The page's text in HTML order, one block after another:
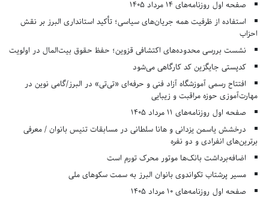
صفحه اول روزنامه‌های 14 مرداد 1405
استفاده از ظرفیت همه جریان‌های سیاسی؛ تأکید استانداری البرز بر نقش
احزاب
نشست بررسی محدوده‌های اکتشافی قزوین؛ حفظ حقوق بیت‌المال در اولویت
کدپستی جایگزین کد کارگاهی می‌شود
افتتاح رسمی آموزشگاه آزاد فنی و حرفه‌ای «تی‌تی» در البرز/گامی نوین در
مهارت‌آموزی حوزه مراقبت و زیبایی
صفحه اول روزنامه‌های 11 مرداد 1405
درخشش یاسمن یزدانی و هانا سلطانی در مسابقات تنیس بانوان / معرفی
برترین‌های انفرادی و دو نفره
اضافه‌برداشت بانک‌ها موتور محرک تورم است
مسیر پرشتاب تکواندوی بانوان البرز به سمت سکوهای ملی
صفحه اول روزنامه‌های 10 مرداد 1405